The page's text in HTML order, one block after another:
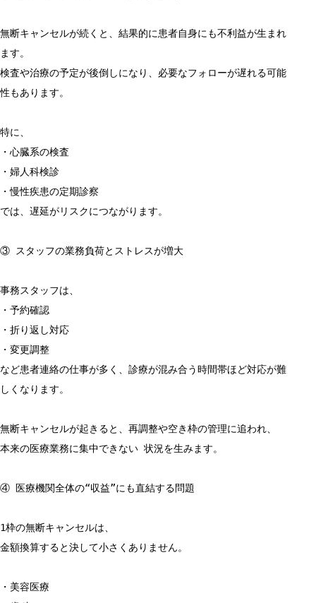
無断キャンセルが続くと、結果的に患者自身にも不利益が生まれ
ます。
検査や治療の予定が後倒しになり、必要なフォローが遅れる可能
性もあります。
特に、
・心臓系の検査
・婦人科検診
・慢性疾患の定期診察
では、遅延がリスクにつながります。
③ スタッフの業務負荷とストレスが増大
事務スタッフは、
・予約確認
・折り返し対応
・変更調整
など患者連絡の仕事が多く、診療が混み合う時間帯ほど対応が難
しくなります。
無断キャンセルが起きると、再調整や空き枠の管理に追われ、
本来の医療業務に集中できない 状況を生みます。
④ 医療機関全体の“収益”にも直結する問題
1枠の無断キャンセルは、
金額換算すると決して小さくありません。
・美容医療